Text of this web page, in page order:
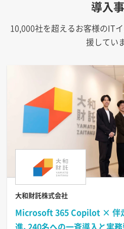
導入
10,000社を超えるお客様のIT
援してい
大和財託株式会社
Microsoft 365 Copilot × 伴